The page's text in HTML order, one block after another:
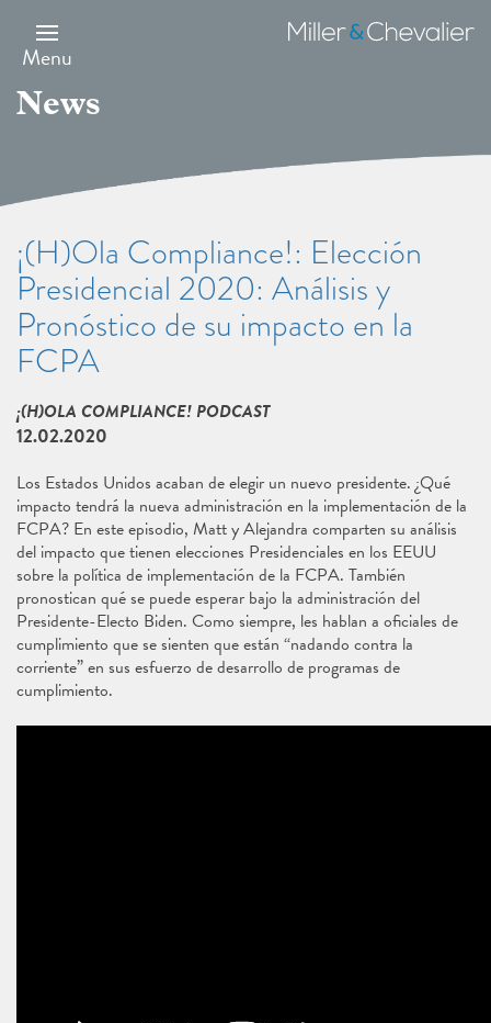
main
content
Menu
Miller
&
News
¡(H)Ola Compliance!: Elección
Presidencial 2020: Análisis y
Pronóstico de su impacto en la
FCPA
¡(H)OLA COMPLIANCE! PODCAST
12.02.2020
Los Estados Unidos acaban de elegir un nuevo presidente. ¿Qué
impacto tendrá la nueva administración en la implementación de la
FCPA? En este episodio, Matt y Alejandra comparten su análisis
del impacto que tienen elecciones Presidenciales en los EEUU
sobre la política de implementación de la FCPA. También
pronostican qué se puede esperar bajo la administración del
Presidente-Electo Biden. Como siempre, les hablan a oficiales de
cumplimiento que se sienten que están “nadando contra la
corriente” en sus esfuerzo de desarrollo de programas de
cumplimiento.